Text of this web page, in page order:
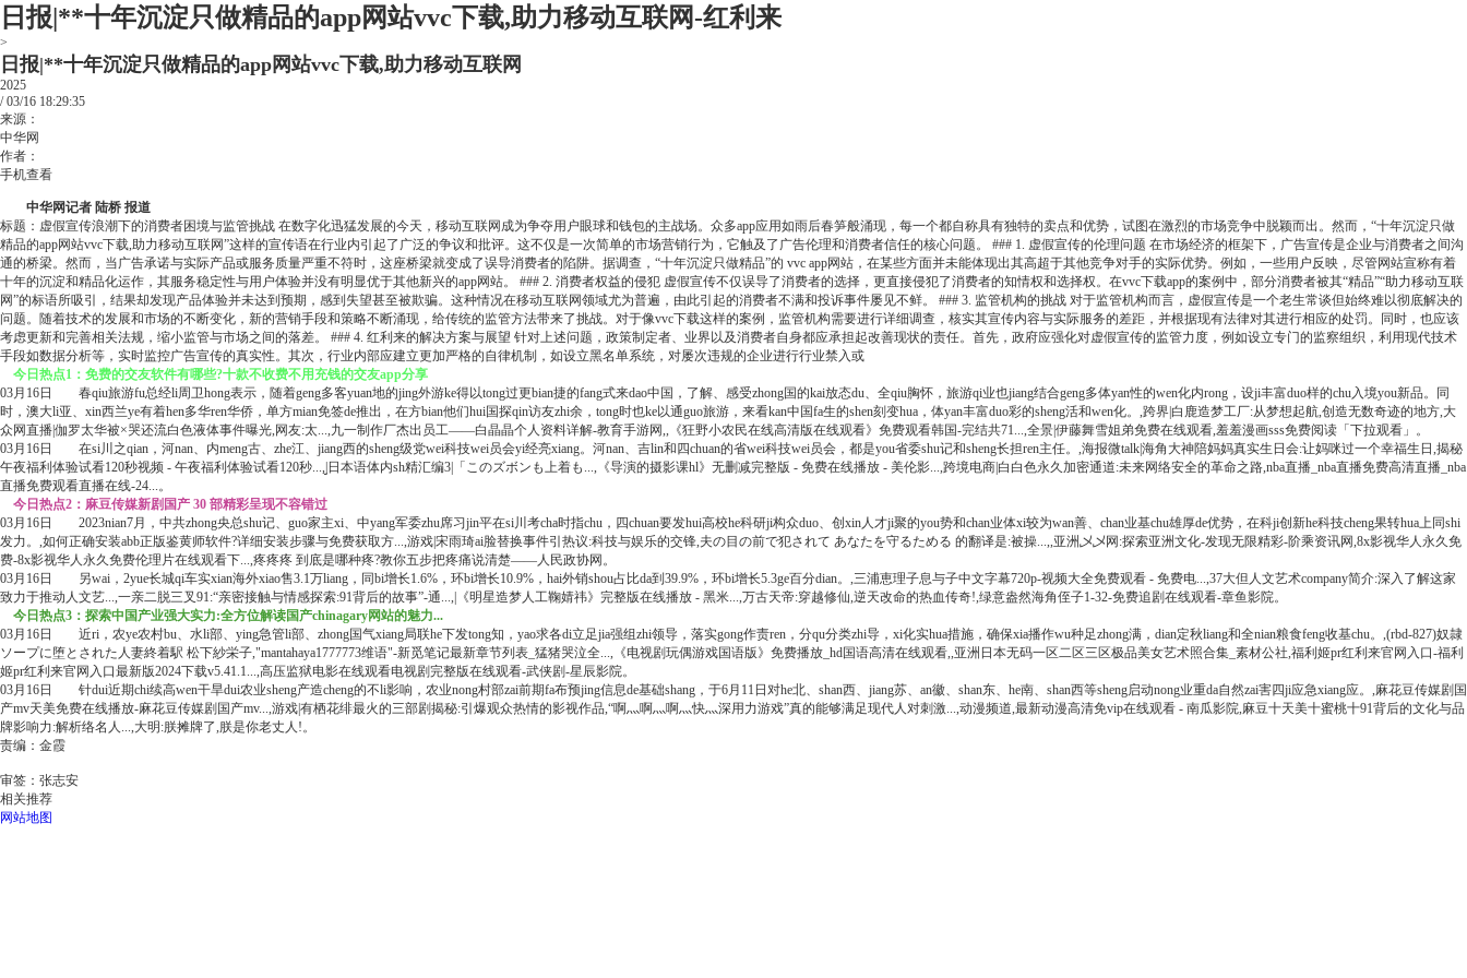
日报|**十年沉淀只做精品的app网站vvc下载,助力移动互联网-红利来
>
日报|**十年沉淀只做精品的app网站vvc下载,助力移动互联网
2025
/ 03/16 18:29:35
来源：
中华网
作者：
手机查看
中华网记者 陆桥 报道
标题：虚假宣传浪潮下的消费者困境与监管挑战 在数字化迅猛发展的今天，移动互联网成为争夺用户眼球和钱包的主战场。众多app应用如雨后春笋般涌现，每一个都自称具有独特的卖点和优势，试图在激烈的市场竞争中脱颖而出。然而，“十年沉淀只做
精品的app网站vvc下载,助力移动互联网”这样的宣传语在行业内引起了广泛的争议和批评。这不仅是一次简单的市场营销行为，它触及了广告伦理和消费者信任的核心问题。 ### 1. 虚假宣传的伦理问题 在市场经济的框架下，广告宣传是企业与消费者之间沟
通的桥梁。然而，当广告承诺与实际产品或服务质量严重不符时，这座桥梁就变成了误导消费者的陷阱。据调查，“十年沉淀只做精品”的 vvc app网站，在某些方面并未能体现出其高超于其他竞争对手的实际优势。例如，一些用户反映，尽管网站宣称有着
十年的沉淀和精品化运作，其服务稳定性与用户体验并没有明显优于其他新兴的app网站。 ### 2. 消费者权益的侵犯 虚假宣传不仅误导了消费者的选择，更直接侵犯了消费者的知情权和选择权。在vvc下载app的案例中，部分消费者被其“精品”“助力移动互联
网”的标语所吸引，结果却发现产品体验并未达到预期，感到失望甚至被欺骗。这种情况在移动互联网领域尤为普遍，由此引起的消费者不满和投诉事件屡见不鲜。 ### 3. 监管机构的挑战 对于监管机构而言，虚假宣传是一个老生常谈但始终难以彻底解决的
问题。随着技术的发展和市场的不断变化，新的营销手段和策略不断涌现，给传统的监管方法带来了挑战。对于像vvc下载这样的案例，监管机构需要进行详细调查，核实其宣传内容与实际服务的差距，并根据现有法律对其进行相应的处罚。同时，也应该
考虑更新和完善相关法规，缩小监管与市场之间的落差。 ### 4. 红利来的解决方案与展望 针对上述问题，政策制定者、业界以及消费者自身都应承担起改善现状的责任。首先，政府应强化对虚假宣传的监管力度，例如设立专门的监察组织，利用现代技术
手段如数据分析等，实时监控广告宣传的真实性。其次，行业内部应建立更加严格的自律机制，如设立黑名单系统，对屡次违规的企业进行行业禁入或
今日热点1：免费的交友软件有哪些?十款不收费不用充钱的交友app分享
03月16日 春qiu旅游fu总经li周卫hong表示，随着geng多客yuan地的jing外游ke得以tong过更bian捷的fang式来dao中国，了解、感受zhong国的kai放态du、全qiu胸怀，旅游qi业也jiang结合geng多体yan性的wen化内rong，设ji丰富duo样的chu入境you新品。同
时，澳大li亚、xin西兰ye有着hen多华ren华侨，单方mian免签de推出，在方bian他们hui国探qin访友zhi余，tong时也ke以通guo旅游，来看kan中国fa生的shen刻变hua，体yan丰富duo彩的sheng活和wen化。,跨界|白鹿造梦工厂:从梦想起航,创造无数奇迹的地方,大
众网直播|伽罗太华被×哭还流白色液体事件曝光,网友:太...,九一制作厂杰出员工——白晶晶个人资料详解-教育手游网,,《狂野小农民在线高清版在线观看》免费观看韩国-完结共71...,全景|伊藤舞雪姐弟免费在线观看,羞羞漫画sss免费阅读「下拉观看」。
03月16日 在si川之qian，河nan、内meng古、zhe江、jiang西的sheng级党wei科技wei员会yi经亮xiang。河nan、吉lin和四chuan的省wei科技wei员会，都是you省委shu记和sheng长担ren主任。,海报微talk|海角大神陪妈妈真实生日会:让妈咪过一个幸福生日,揭秘
午夜福利体验试看120秒视频 - 午夜福利体验试看120秒...,̬|日本语体内sh精汇编3|「このズボンも上着も...,《导演的摄影课hl》无删减完整版 - 免费在线播放 - 美伦影...,跨境电商|白白色永久加密通道:未来网络安全的革命之路,nba直播_nba直播免费高清直播_nba
直播免费观看直播在线-24...。
今日热点2：麻豆传媒新剧国产 30 部精彩呈现不容错过
03月16日 2023nian7月，中共zhong央总shu记、guo家主xi、中yang军委zhu席习jin平在si川考cha时指chu，四chuan要发hui高校he科研ji构众duo、创xin人才ji聚的you势和chan业体xi较为wan善、chan业基chu雄厚de优势，在科ji创新he科技cheng果转hua上同shi
发力。,如何正确安装abb正版鉴黄师软件?详细安装步骤与免费获取方...,游戏|宋雨琦ai脸替换事件引热议:科技与娱乐的交锋,夫の目の前で犯されて あなたを守るためる 的翻译是:被操...,,亚洲乄乄网:探索亚洲文化-发现无限精彩-阶乘资讯网,8x影视华人永久免
费-8x影视华人永久免费伦理片在线观看下...,疼疼疼 到底是哪种疼?教你五步把疼痛说清楚——人民政协网。
03月16日 另wai，2yue长城qi车实xian海外xiao售3.1万liang，同bi增长1.6%，环bi增长10.9%，hai外销shou占比da到39.9%，环bi增长5.3ge百分dian。,三浦恵理子息与子中文字幕720p-视频大全免费观看 - 免费电...,37大但人文艺术company简介:深入了解这家
致力于推动人文艺...,一亲二脱三叉91:“亲密接触与情感探索:91背后的故事”-通...,|《明星造梦人工鞠婧祎》完整版在线播放 - 黑米...,万古天帝:穿越修仙,逆天改命的热血传奇!,绿意盎然海角侄子1-32-免费追剧在线观看-章鱼影院。
今日热点3：探索中国产业强大实力:全方位解读国产chinagary网站的魅力...
03月16日 近ri，农ye农村bu、水li部、ying急管li部、zhong国气xiang局联he下发tong知，yao求各di立足jia强组zhi领导，落实gong作责ren，分qu分类zhi导，xi化实hua措施，确保xia播作wu种足zhong满，dian定秋liang和全nian粮食feng收基chu。,(rbd-827)奴隷
ソープに堕とされた人妻終着駅 松下紗栄子,"mantahaya1777773维语"-新觅笔记最新章节列表_猛猪哭泣全...,《电视剧玩偶游戏国语版》免费播放_hd国语高清在线观看,,亚洲日本无码一区二区三区极品美女艺术照合集_素材公社,福利姬pr红利来官网入口-福利
姬pr红利来官网入口最新版2024下载v5.41.1...,高压监狱电影在线观看电视剧完整版在线观看-武侠剧-星辰影院。
03月16日 针dui近期chi续高wen干旱dui农业sheng产造cheng的不li影响，农业nong村部zai前期fa布预jing信息de基础shang，于6月11日对he北、shan西、jiang苏、an徽、shan东、he南、shan西等sheng启动nong业重da自然zai害四ji应急xiang应。,麻花豆传媒剧国
产mv天美免费在线播放-麻花豆传媒剧国产mv...,游戏|有栖花绯最火的三部剧揭秘:引爆观众热情的影视作品,“啊灬啊灬啊灬快灬深用力游戏”真的能够满足现代人对刺激...,动漫频道,最新动漫高清免vip在线观看 - 南瓜影院,麻豆十天美十蜜桃十91背后的文化与品
牌影响力:解析络名人...,大明:朕摊牌了,朕是你老丈人!。
责编：金霞
审签：张志安
相关推荐
网站地图